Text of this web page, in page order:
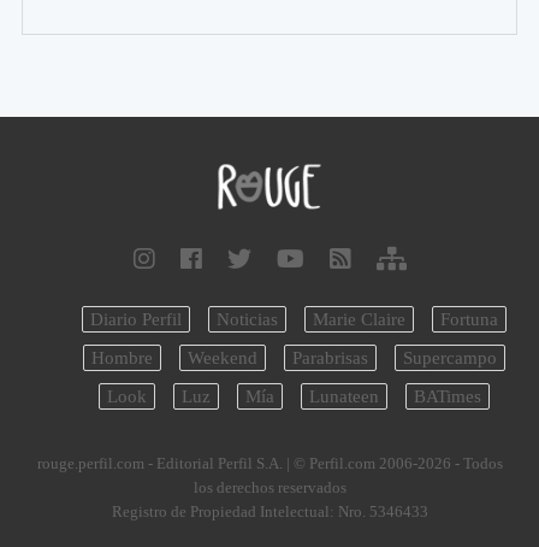
Diario Perfil Noticias Marie Claire
Fortuna
Hombre
Weekend Parabrisas
Supercampo
Look
Luz Mía Lunateen BATimes
rouge.perfil.com - Editorial Perfil S.A. | © Perfil.com 2006-2026 - Todos
los derechos reservados
Registro de Propiedad Intelectual: Nro. 5346433